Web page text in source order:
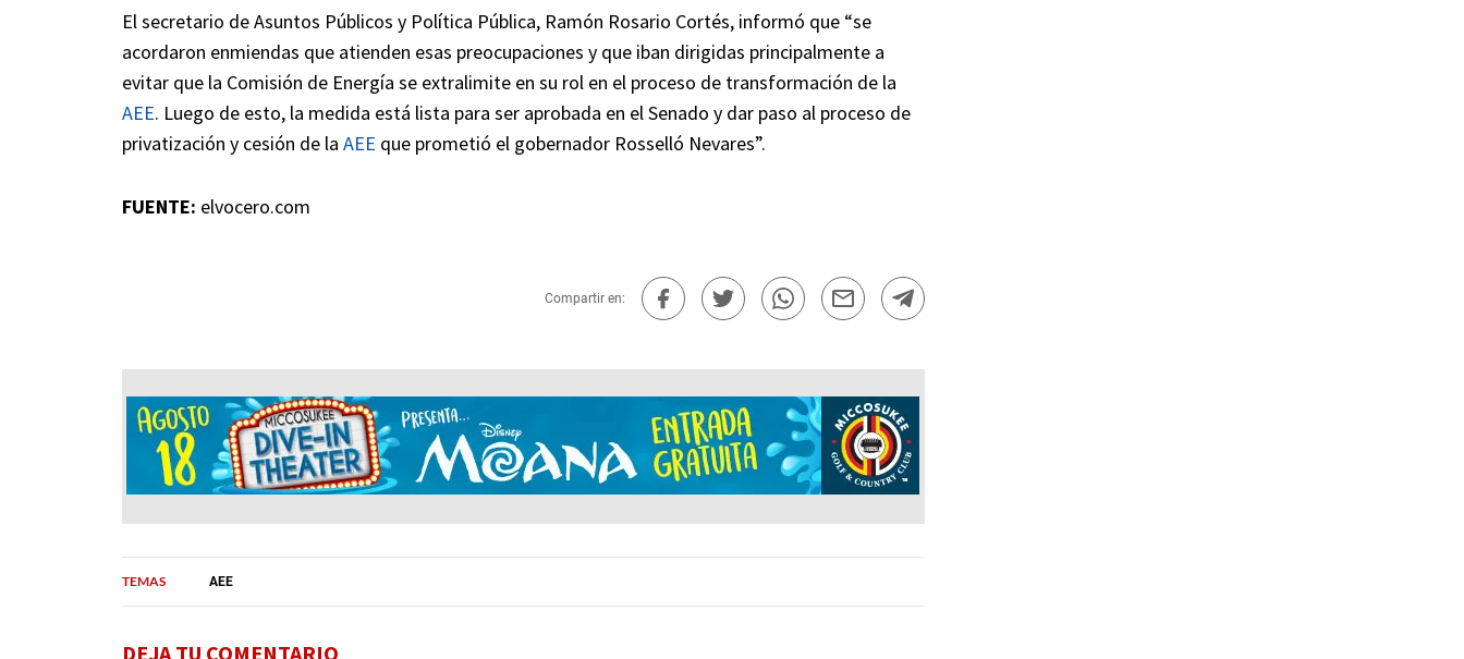
El secretario de Asuntos Públicos y Política Pública, Ramón Rosario Cortés, informó que “se
acordaron enmiendas que atienden esas preocupaciones y que iban dirigidas principalmente a
evitar que la Comisión de Energía se extralimite en su rol en el proceso de transformación de la
AEE. Luego de esto, la medida está lista para ser aprobada en el Senado y dar paso al proceso de
privatización y cesión de la AEE que prometió el gobernador Rosselló Nevares”.
FUENTE: elvocero.com
Compartir en:
TEMAS AEE
DEJA TU COMENTARIO